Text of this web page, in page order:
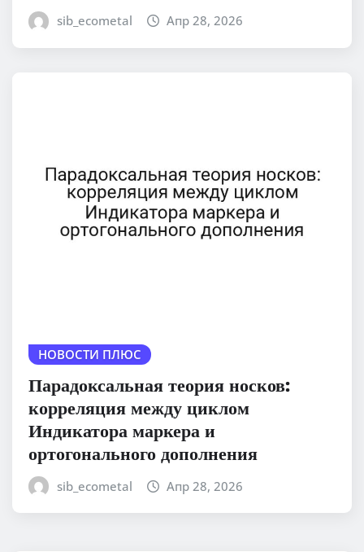
sib_ecometal Апр 28, 2026
НОВОСТИ ПЛЮС
Парадоксальная теория носков:
корреляция между циклом
Индикатора маркера и
ортогонального дополнения
sib_ecometal Апр 28, 2026